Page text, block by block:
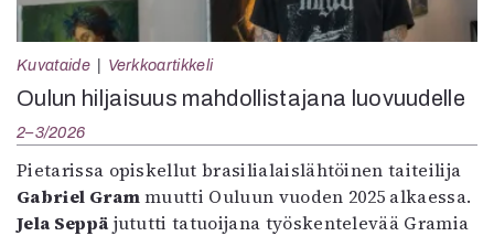
Kuvataide Verkkoartikkeli
Oulun hiljaisuus mahdollistajana luovuudelle
2–3/2026
Pietarissa opiskellut brasilialaislähtöinen taiteilija
Gabriel Grammuutti Ouluun vuoden 2025 alkaessa.
Jela Seppä jututti tatuoijana työskentelevää Gramia